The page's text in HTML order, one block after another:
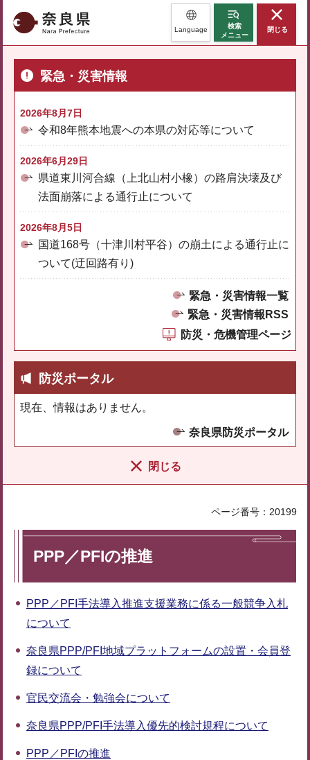
奈良県 Language
検索
メニュー
閉じる
緊急・災害情報
2026年8月7日
令和8年熊本地震への本県の対応等について
2026年6月29日
県道東川河合線（上北山村小橡）の路肩決壊及び
法面崩落による通行止について
2026年8月5日
国道168号（十津川村平谷）の崩土による通行止に
ついて(迂回路有り)
緊急・災害情報一覧
緊急・災害情報RSS
防災・危機管理ページ
防災ポータル
現在、情報はありません。
奈良県防災ポータル
閉じる
ページ番号：20199
PPP／PFIの推進
PPP／PFI手法導入推進支援業務に係る一般競争入札
について
奈良県PPP/PFI地域プラットフォームの設置・会員登
録について
官民交流会・勉強会について
奈良県PPP/PFI手法導入優先的検討規程について
PPP／PFIの推進